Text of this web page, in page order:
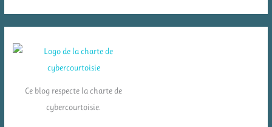
Ce blog respecte la charte de
cybercourtoisie.